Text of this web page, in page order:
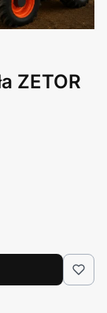
ZETOR